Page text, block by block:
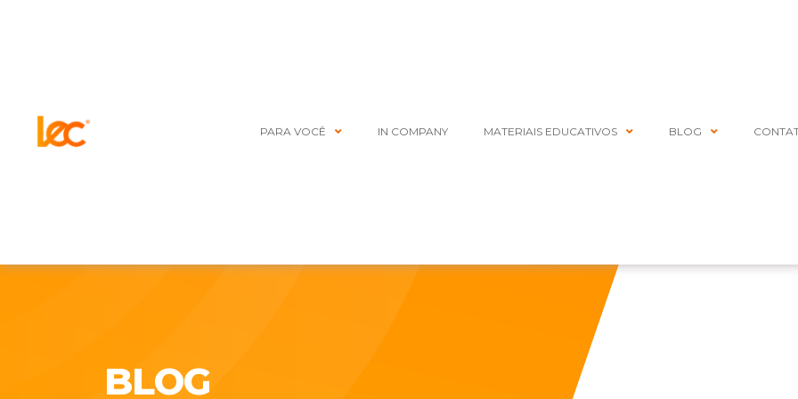
PARA VOCÊ IN COMPANY MATERIAIS EDUCATIVOS BLOG
BLOG